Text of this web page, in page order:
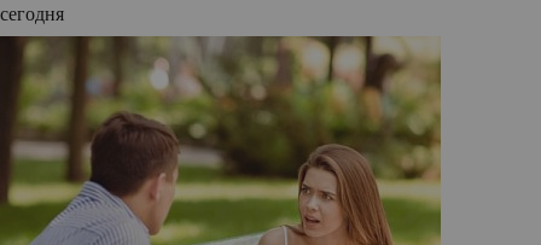
сегодня